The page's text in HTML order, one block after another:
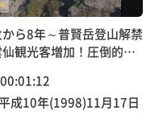
から8年～普賢岳登山解禁
観光客増加！圧倒的迫
00:01:12
成10年(1998)11月17日